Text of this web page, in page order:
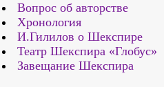
Вопрос об авторстве
Хронология
И.Гилилов о Шекспире
Театр Шекспира «Глобус»
Завещание Шекспира